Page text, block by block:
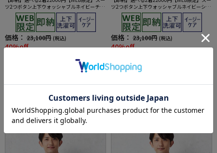
ツ2つボタン上下ウォッシャブルネイビーチェ
価格： 23,100円 (税込)
40%off
★2着で22,000円対象！
ツ2つボタン上下ウォッシャブルネイビーシャ
ドウストライプ
価格： 23,100円 (税込)
40%off
★2着で22,000円対象！
SALE SALE